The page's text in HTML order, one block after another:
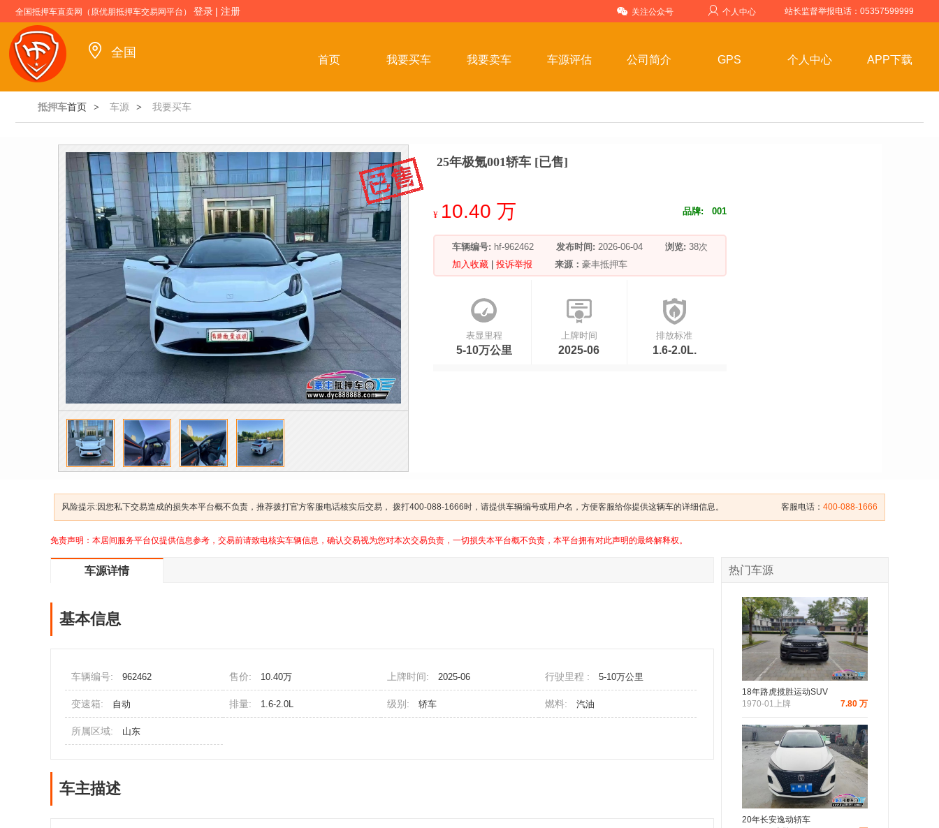
关注公众号 个人中心 站长监督举报电话：05357599999
全国抵押车直卖网（原优朋抵押车交易网平台） 登录 | 注册
全国
首页 我要买车 我要卖车 车源评估 公司简介 GPS 个人中心 APP下载
抵押车首页 > 车源 > 我要买车
25年极氪001轿车 [已售]
¥ 10.40 万 品牌: 001
车辆编号: hf-962462 发布时间: 2026-06-04 浏览: 38次
加入收藏
投诉举报 来源： 豪丰抵押车
表显里程
5-10万公里
上牌时间
2025-06
排放标准
1.6-2.0L.
客服电话： 400-088-1666
风险提示:因您私下交易造成的损失本平台概不负责，推荐拨打官方客服电话核实后交易， 拨打400-088-1666时，请提供车辆编号或用户名，方便客服给你提供这辆车的详细信息。
免责声明：本居间服务平台仅提供信息参考，交易前请致电核实车辆信息，确认交易视为您对本次交易负责，一切损失本平台概不负责，本平台拥有对此声明的最终解释权。
车源详情
基本信息
车辆编号: 962462 售价: 10.40万 上牌时间: 2025-06 行驶里程 : 5-10万公里
变速箱: 自动 排量: 1.6-2.0L 级别: 轿车 燃料: 汽油
所属区域: 山东
车主描述
热门车源
18年路虎揽胜运动SUV
1970-01上牌
7.80 万
20年长安逸动轿车